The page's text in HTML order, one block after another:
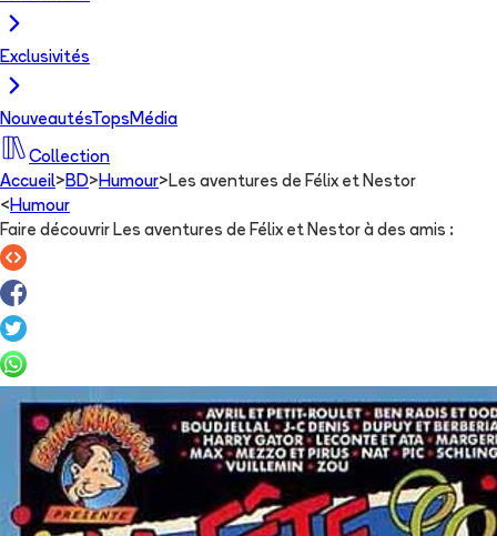
Exclusivités
NouveautésTops Média
Collection
Accueil> BD> Humour> Les aventures de Félix et Nestor
< Humour
Faire découvrir Les aventures de Félix et Nestor à des amis :